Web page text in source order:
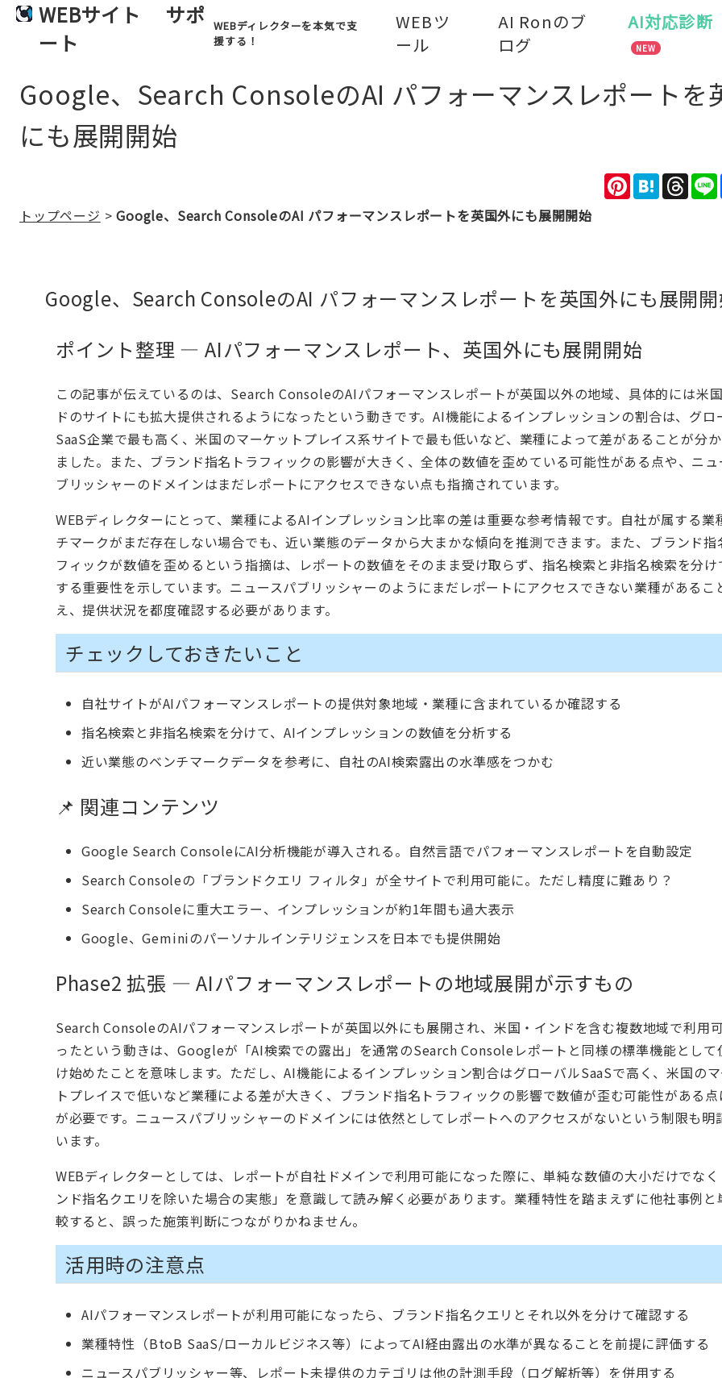
WEBサイト
サポ
ート
WEBディレクターを本気で支
援する！
WEBツ
ール
AI Ronのブ
ログ
AI対応診断
NEW
Google、Search ConsoleのAI パフォーマンスレポートを
にも展開開始
Hatena
Pinterest
トップページ >Google、Search ConsoleのAI パフォーマンスレポートを英国外にも展開開始
Google、Search ConsoleのAI パフォーマンスレポートを英国外にも展開
ポイント整理 — AIパフォーマンスレポート、英国外にも展開開始
この記事が伝えているのは、Search ConsoleのAIパフォーマンスレポートが英国以外の地域、具体的には米
ドのサイトにも拡大提供されるようになったという動きです。AI機能によるインプレッションの割合は、グロ
SaaS企業で最も高く、米国のマーケットプレイス系サイトで最も低いなど、業種によって差があることが分
ました。また、ブランド指名トラフィックの影響が大きく、全体の数値を歪めている可能性がある点や、ニュ
ブリッシャーのドメインはまだレポートにアクセスできない点も指摘されています。
WEBディレクターにとって、業種によるAIインプレッション比率の差は重要な参考情報です。自社が属する業
チマークがまだ存在しない場合でも、近い業態のデータから大まかな傾向を推測できます。また、ブランド指
フィックが数値を歪めるという指摘は、レポートの数値をそのまま受け取らず、指名検索と非指名検索を分け
する重要性を示しています。ニュースパブリッシャーのようにまだレポートにアクセスできない業種があるこ
え、提供状況を都度確認する必要があります。
チェックしておきたいこと
自社サイトがAIパフォーマンスレポートの提供対象地域・業種に含まれているか確認する
指名検索と非指名検索を分けて、AIインプレッションの数値を分析する
近い業態のベンチマークデータを参考に、自社のAI検索露出の水準感をつかむ
📌 関連コンテンツ
Google Search ConsoleにAI分析機能が導入される。自然言語でパフォーマンスレポートを自動設定
Search Consoleの「ブランドクエリ フィルタ」が全サイトで利用可能に。ただし精度に難あり？
Search Consoleに重大エラー、インプレッションが約1年間も過大表示
Google、Geminiのパーソナルインテリジェンスを日本でも提供開始
Phase2 拡張 — AIパフォーマンスレポートの地域展開が示すもの
Search ConsoleのAIパフォーマンスレポートが英国以外にも展開され、米国・インドを含む複数地域で利用
ったという動きは、Googleが「AI検索での露出」を通常のSearch Consoleレポートと同様の標準機能として
け始めたことを意味します。ただし、AI機能によるインプレッション割合はグローバルSaaSで高く、米国の
トプレイスで低いなど業種による差が大きく、ブランド指名トラフィックの影響で数値が歪む可能性がある
が必要です。ニュースパブリッシャーのドメインには依然としてレポートへのアクセスがないという制限も明
います。
WEBディレクターとしては、レポートが自社ドメインで利用可能になった際に、単純な数値の大小だけでなく
ンド指名クエリを除いた場合の実態」を意識して読み解く必要があります。業種特性を踏まえずに他社事例と
較すると、誤った施策判断につながりかねません。
活用時の注意点
AIパフォーマンスレポートが利用可能になったら、ブランド指名クエリとそれ以外を分けて確認する
業種特性（BtoB SaaS/ローカルビジネス等）によってAI経由露出の水準が異なることを前提に評価する
ニュースパブリッシャー等、レポート未提供のカテゴリは他の計測手段（ログ解析等）を併用する